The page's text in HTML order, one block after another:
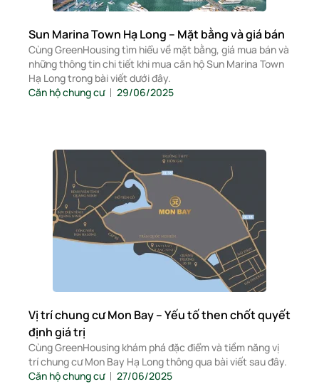
Sun Marina Town Hạ Long – Mặt bằng và giá bán
Cùng GreenHousing tìm hiểu về mặt bằng, giá mua bán và
những thông tin chi tiết khi mua căn hộ Sun Marina Town
Hạ Long trong bài viết dưới đây.
Căn hộ chung cư
29/06/2025
Vị trí chung cư Mon Bay – Yếu tố then chốt quyết
định giá trị
Cùng GreenHousing khám phá đặc điểm và tiềm năng vị
trí chung cư Mon Bay Hạ Long thông qua bài viết sau đây.
Căn hộ chung cư
27/06/2025